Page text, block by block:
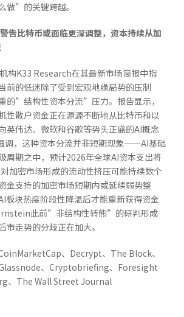
”的关键跨越。
警告比特币或面临更深调整，资本持续从加
构K33 Research在其最新市场简报中指
前的低迷除了受到宏观地缘局势的压制
的”结构性资本分流”压力。报告显示，
性散户资金正在源源不断地从比特币和以
英伟达、微软和谷歌等势头正盛的AI概念
调，这种资本分流并非短期现象——AI基础
周期之中，预计2026年全球AI资本支出将
加密市场形成的流动性挤压可能持续数个
金支持的加密市场短期内或延续弱势整
板块热度阶段性降温后才能重新获得资金
此前”非结构性转熊”的研判形成
市走势的分歧正在加大。
、Decrypt、The Block、
、Cryptobriefing、Foresight
、The Wall Street Journal